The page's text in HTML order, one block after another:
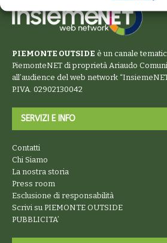
PIEMONTE OUTSIDE è un canale
PiemonteNET di proprietà Ariaudo
all’audience del web network “
P.IVA. 02902130042
SERVIZI E INFO
Contatti
Chi Siamo
La nostra storia
Press room
Esclusione di responsabilità
Scrivi su PIEMONTE OUTSIDE
PUBBLICITA’